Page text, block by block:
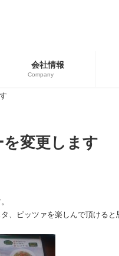
会社情報
Company
餃子の皮・春巻の皮
変更します
、ピッツァを楽しんで頂けると